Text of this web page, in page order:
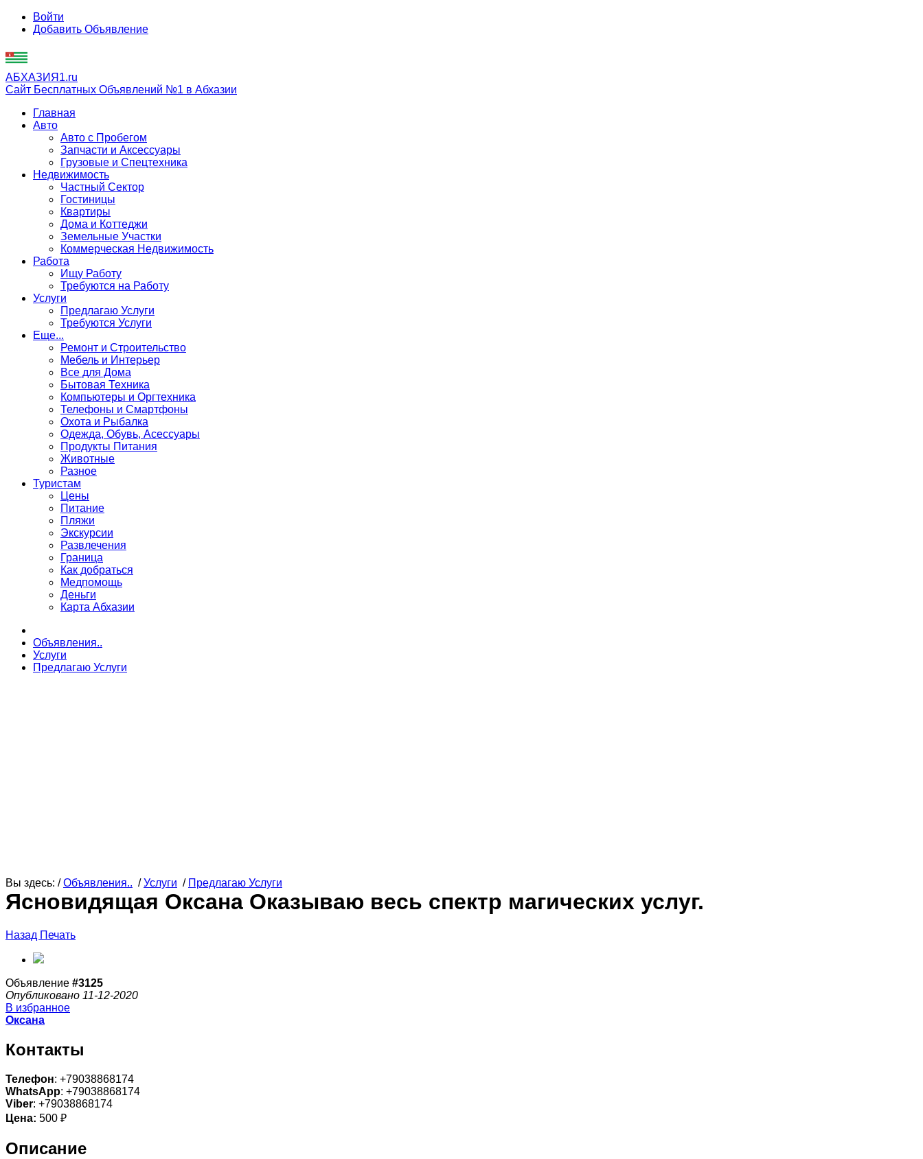
Войти
Добавить Объявление
АБХАЗИЯ1.ru
Сайт Бесплатных Объявлений №1 в Абхазии
Главная
Авто
Авто с Пробегом
Запчасти и Аксессуары
Грузовые и Спецтехника
Недвижимость
Частный Сектор
Гостиницы
Квартиры
Дома и Коттеджи
Земельные Участки
Коммерческая Недвижимость
Работа
Ищу Работу
Требуются на Работу
Услуги
Предлагаю Услуги
Требуются Услуги
Еще...
Ремонт и Строительство
Мебель и Интерьер
Все для Дома
Бытовая Техника
Компьютеры и Оргтехника
Телефоны и Смартфоны
Охота и Рыбалка
Одежда, Обувь, Асессуары
Продукты Питания
Животные
Разное
Туристам
Цены
Питание
Пляжи
Экскурсии
Развлечения
Граница
Как добраться
Медпомощь
Деньги
Карта Абхазии
Объявления..
Услуги
Предлагаю Услуги
Вы здесь: /Объявления.. /Услуги / Предлагаю Услуги
Ясновидящая Оксана Оказываю весь спектр магических услуг.
Назад Печать
Объявление #3125
Опубликовано 11-12-2020
В избранное
Оксана
Контакты
Телефон: +79038868174
WhatsApp: +79038868174
Viber: +79038868174
Цена: 500 ₽
Описание